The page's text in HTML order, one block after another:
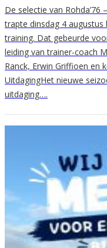
De selectie van
trapte dinsdag 4
training. Dat gebeurde
leiding van trainer-coach
Ranck, Erwin Griffioen en
UitdagingHet nieuwe
uitdaging….